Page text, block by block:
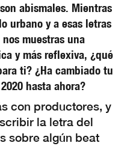
abismales. Mientras
urbano y a esas letras
muestras una
y más reflexiva, ¿qué
ti? ¿Ha cambiado tu
hasta ahora?
con productores, y
la letra del
sobre algún beat